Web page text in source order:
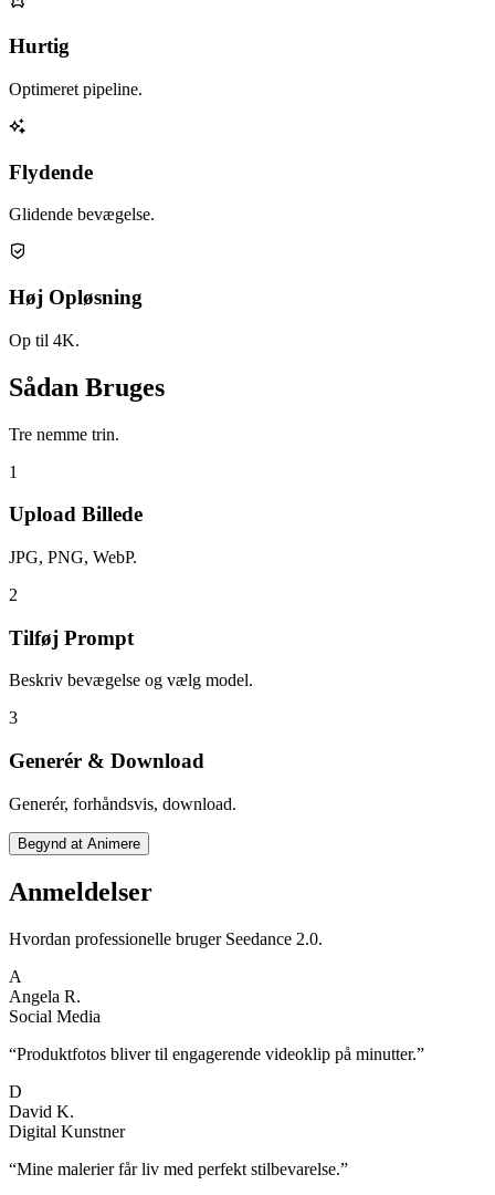
Hurtig
Optimeret pipeline.
Flydende
Glidende bevægelse.
Høj Opløsning
Op til 4K.
Sådan Bruges
Tre nemme trin.
1
Upload Billede
JPG, PNG, WebP.
2
Tilføj Prompt
Beskriv bevægelse og vælg model.
3
Generér & Download
Generér, forhåndsvis, download.
Begynd at Animere
Anmeldelser
Hvordan professionelle bruger Seedance 2.0.
A
Angela R.
Social Media
“Produktfotos bliver til engagerende videoklip på minutter.”
D
David K.
Digital Kunstner
“Mine malerier får liv med perfekt stilbevarelse.”